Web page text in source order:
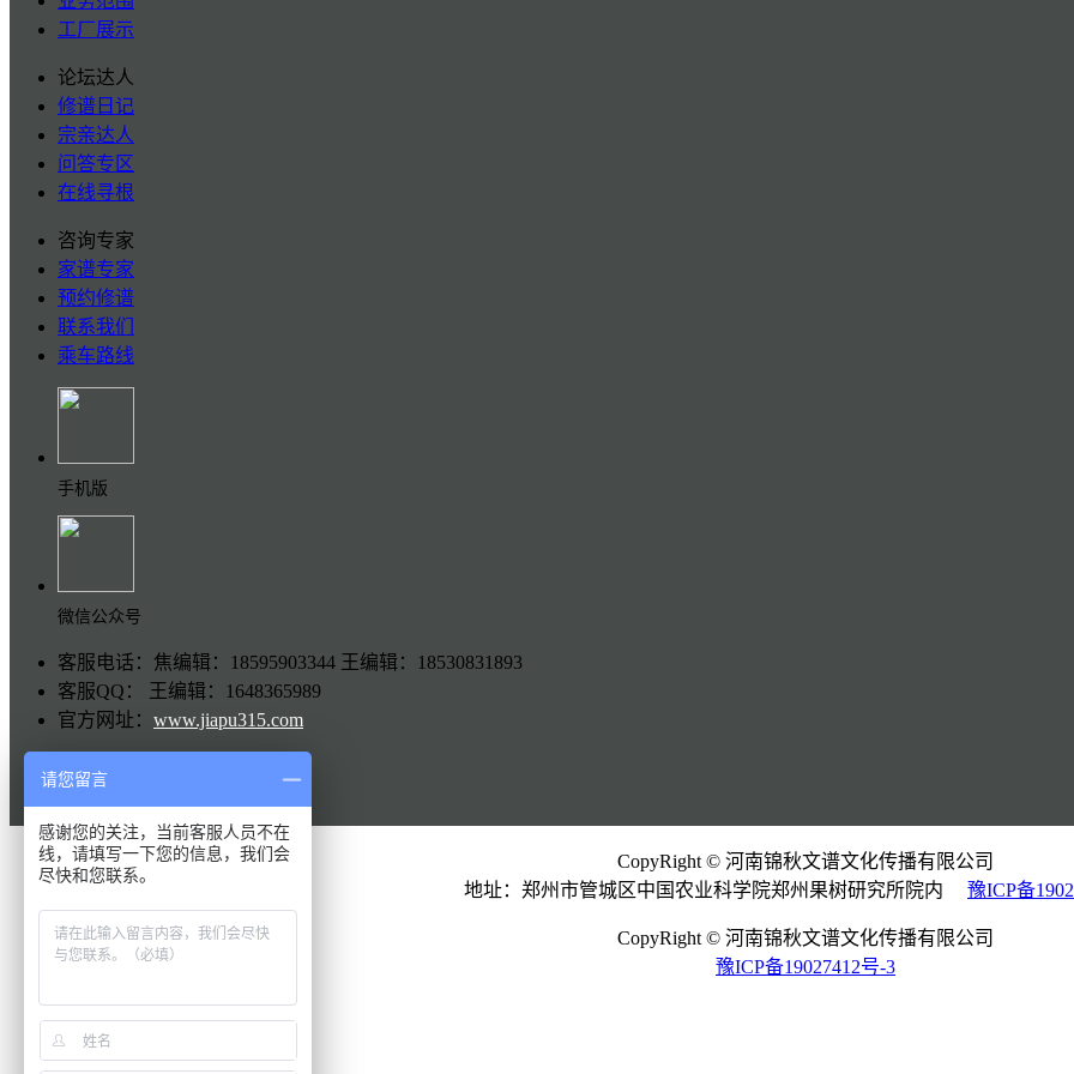
工厂展示
论坛达人
修谱日记
宗亲达人
问答专区
在线寻根
咨询专家
家谱专家
预约修谱
联系我们
乘车路线
手机版
微信公众号
客服电话：焦编辑：18595903344 王编辑：18530831893
客服QQ： 王编辑：1648365989
官方网址： www.jiapu315.com
CopyRight © 河南锦秋文谱文化传播有限公司
地址：郑州市管城区中国农业科学院郑州果树研究所院内 豫ICP备
CopyRight © 河南锦秋文谱文化传播有限公司
豫ICP备19027412号-3
联系电话
请您留言
感谢您的关注，当前客服人员不在
线，请填写一下您的信息，我们会
尽快和您联系。